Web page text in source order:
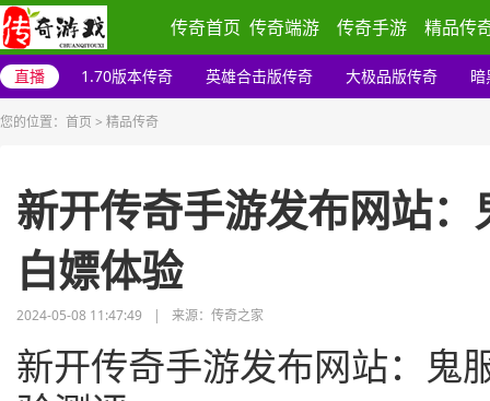
传奇首页 传奇端游 传奇手游 精品传
直播 1.70版本传奇 英雄合击版传奇 大极品版传奇 暗
您的位置： 首页 > 精品传奇
新开传奇手游发布网站
白嫖体验
2024-05-08 11:47:49 | 来源：传奇之家
新开传奇手游发布网站：鬼